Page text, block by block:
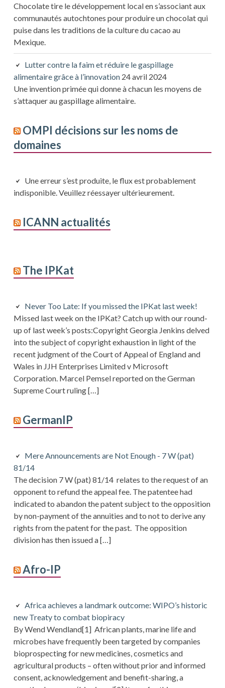
Chocolate tire le développement local en s’associant aux
communautés autochtones pour produire un chocolat qui
puise dans les traditions de la culture du cacao au
Mexique.
Lutter contre la faim et réduire le gaspillage
alimentaire grâce à l’innovation 24 avril 2024
Une invention primée qui donne à chacun les moyens de
s’attaquer au gaspillage alimentaire.
OMPI décisions sur les noms de
domaines
Une erreur s’est produite, le flux est probablement
indisponible. Veuillez réessayer ultérieurement.
ICANN actualités
The IPKat
Never Too Late: If you missed the IPKat last week!
Missed last week on the IPKat? Catch up with our round-
up of last week’s posts:Copyright Georgia Jenkins delved
into the subject of copyright exhaustion in light of the
recent judgment of the Court of Appeal of England and
Wales in JJH Enterprises Limited v Microsoft
Corporation. Marcel Pemsel reported on the German
Supreme Court ruling […]
GermanIP
Mere Announcements are Not Enough - 7 W (pat)
81/14
The decision 7 W (pat) 81/14 relates to the request of an
opponent to refund the appeal fee. The patentee had
indicated to abandon the patent subject to the opposition
by non-payment of the annuities and to not to derive any
rights from the patent for the past. The opposition
division has then issued a […]
Afro-IP
Africa achieves a landmark outcome: WIPO’s historic
new Treaty to combat biopiracy
By Wend Wendland[1] African plants, marine life and
microbes have frequently been targeted by companies
bioprospecting for new medicines, cosmetics and
agricultural products – often without prior and informed
consent, acknowledgement and benefit-sharing, a